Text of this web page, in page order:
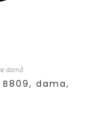
damă
dama,